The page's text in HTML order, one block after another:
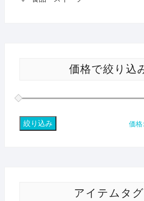
価格で絞り込
絞り込み 価
アイテムタグ